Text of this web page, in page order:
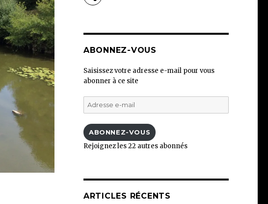
ABONNEZ-VOUS
Saisissez votre adresse e-mail pour vous
abonner à ce site
Adresse
e-
ABONNEZ-VOUS
Rejoignez les 22 autres abonnés
ARTICLES RÉCENTS